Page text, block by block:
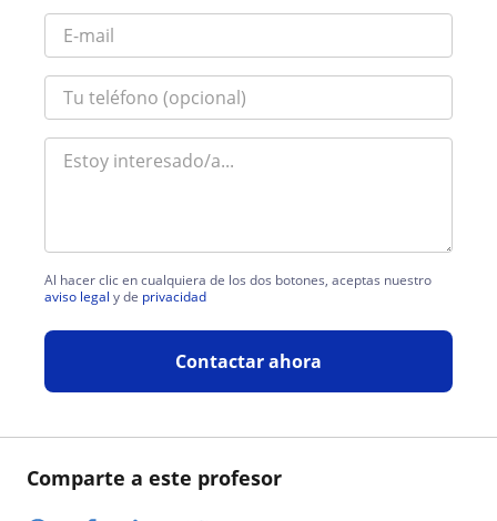
Comparte a este profesor
Al hacer clic en cualquiera de los dos botones, aceptas nuestro
aviso legal y de privacidad
Contactar ahora